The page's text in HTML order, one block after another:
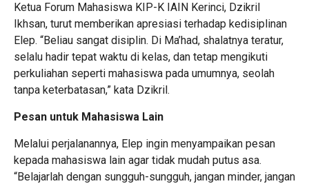
Ketua Forum Mahasiswa KIP-K IAIN Kerinci, Dzikril
Ikhsan, turut memberikan apresiasi terhadap kedisiplinan
Elep. “Beliau sangat disiplin. Di Ma’had, shalatnya teratur,
selalu hadir tepat waktu di kelas, dan tetap mengikuti
perkuliahan seperti mahasiswa pada umumnya, seolah
tanpa keterbatasan,” kata Dzikril.
Pesan untuk Mahasiswa Lain
Melalui perjalanannya, Elep ingin menyampaikan pesan
kepada mahasiswa lain agar tidak mudah putus asa.
“Belajarlah dengan sungguh-sungguh, jangan minder, jangan